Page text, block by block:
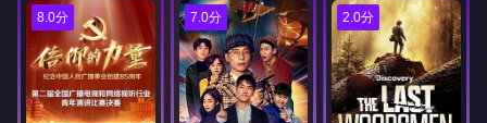
8.0分 7.0分 2.0分